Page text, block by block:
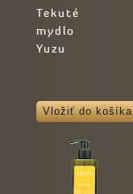
Tekuté
mydlo
Yuzu
Vložiť do košíka